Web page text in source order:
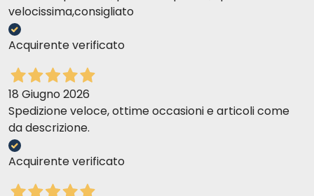
velocissima,consigliato
Acquirente verificato
18 Giugno 2026
Spedizione veloce, ottime occasioni e articoli come
da descrizione.
Acquirente verificato